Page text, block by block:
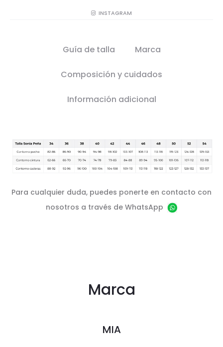
INSTAGRAM
Guía de talla Marca
Composición y cuidados
Información adicional
Para cualquier duda, puedes ponerte en contacto con
nosotros a través de WhatsApp
Marca
MIA